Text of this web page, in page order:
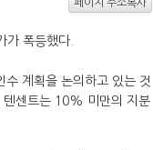
페이지 주소복사
가 폭등했다.
수 계획을 논의하고 있는 것
텐센트는 10% 미만의 지분